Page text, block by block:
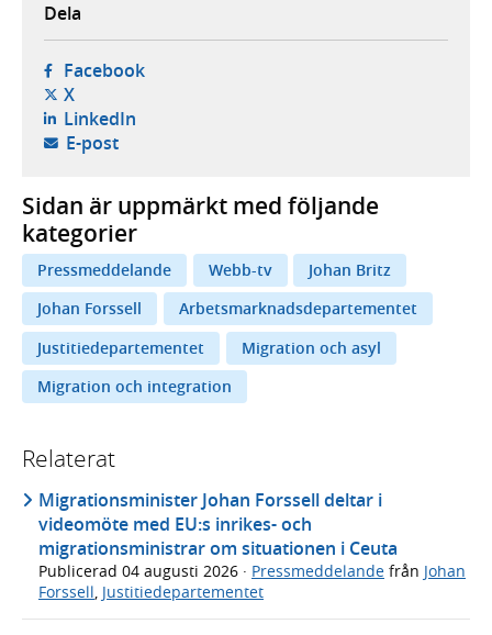
Dela
Facebook- öppnas i ny flik, extern webbplats,
X- öppnas i ny flik, extern webbplats,
LinkedIn- öppnas i ny flik, extern webbplats,
E-post- öppnar din e-postklient,
Sidan är uppmärkt med följande
kategorier
Pressmeddelande Webb-tv
Johan Britz
Johan Forssell
Arbetsmarknadsdepartementet
Justitiedepartementet
Migration och asyl
Migration och integration
Relaterat
Migrationsminister Johan Forssell deltar i
videomöte med EU:s inrikes- och
migrationsministrar om situationen i Ceuta
Publicerad 04 augusti 2026 · Pressmeddelande från Johan
Forssell Justitiedepartementet